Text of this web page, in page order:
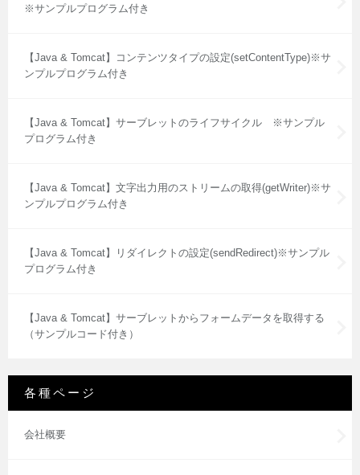
※サンプルプログラム付き
【Java & Tomcat】コンテンツタイプの設定(setContentType)※サ
ンプルプログラム付き
【Java & Tomcat】サーブレットのライフサイクル ※サンプル
プログラム付き
【Java & Tomcat】文字出力用のストリームの取得(getWriter)※サ
ンプルプログラム付き
【Java & Tomcat】リダイレクトの設定(sendRedirect)※サンプル
プログラム付き
【Java & Tomcat】サーブレットからフォームデータを取得する
（サンプルコード付き）
各種ページ
会社概要